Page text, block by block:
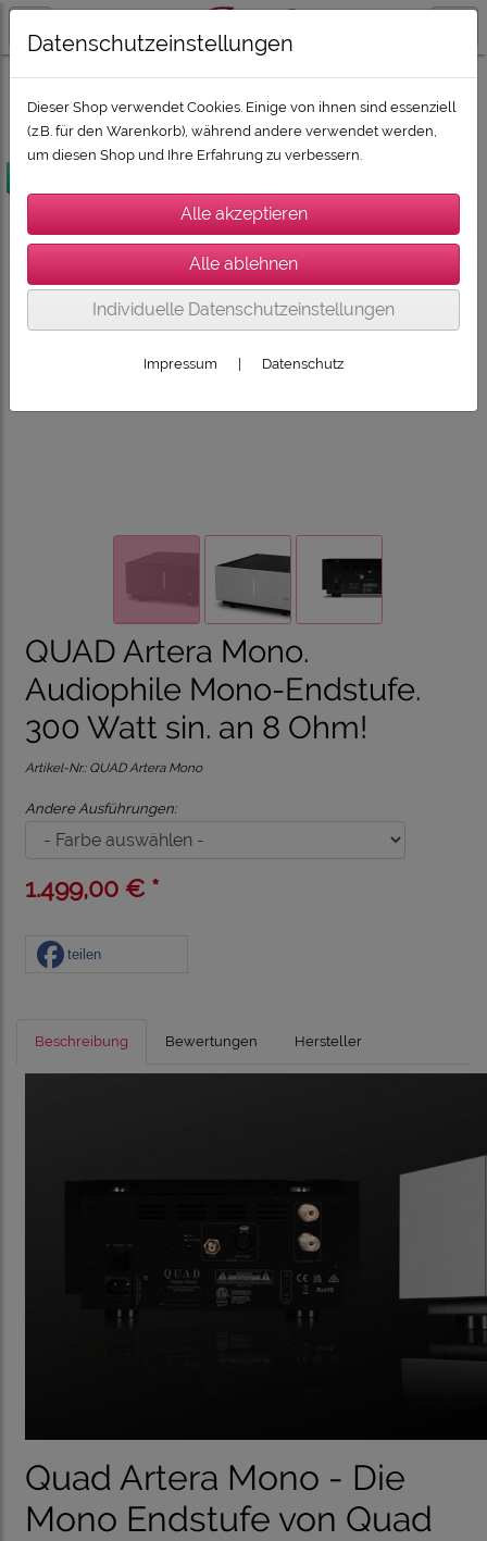
HIFI & HIGHEND HIGH-END
QUAD Artera Mono.
Audiophile Mono-Endstufe.
300 Watt sin. an 8 Ohm!
Artikel-Nr.: QUAD Artera Mono
Andere Ausführungen:
1.499,00 € *
teilen
Beschreibung Bewertungen Hersteller
Quad Artera Mono - Die
Mono Endstufe von Quad
Datenschutzeinstellungen
Dieser Shop verwendet Cookies. Einige von ihnen sind essenziell
(z.B. für den Warenkorb), während andere verwendet werden,
um diesen Shop und Ihre Erfahrung zu verbessern.
Individuelle Datenschutzeinstellungen
Impressum Datenschutz